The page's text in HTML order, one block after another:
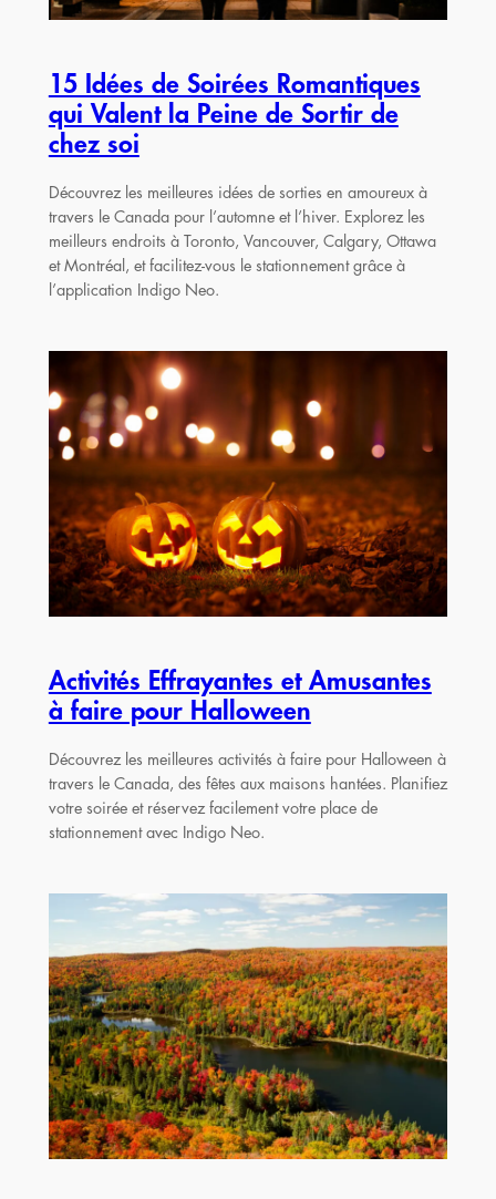
15 Idées de Soirées Romantiques
qui Valent la Peine de Sortir de
chez soi
Découvrez les meilleures idées de sorties en amoureux à
travers le Canada pour l’automne et l’hiver. Explorez les
meilleurs endroits à Toronto, Vancouver, Calgary, Ottawa
et Montréal, et facilitez-vous le stationnement grâce à
l’application Indigo Neo.
Activités Effrayantes et Amusantes
à faire pour Halloween
Découvrez les meilleures activités à faire pour Halloween à
travers le Canada, des fêtes aux maisons hantées. Planifiez
votre soirée et réservez facilement votre place de
stationnement avec Indigo Neo.